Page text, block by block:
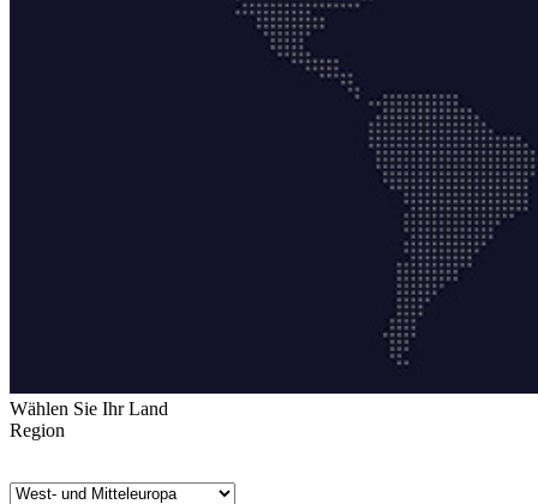
Wählen Sie Ihr Land
Region